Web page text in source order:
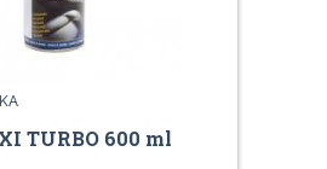
TURBO 600 ml